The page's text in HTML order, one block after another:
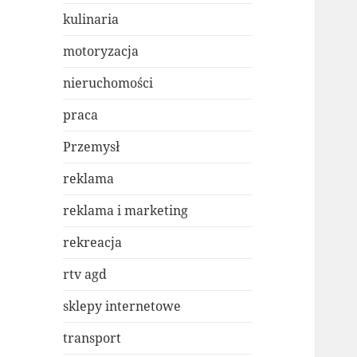
kulinaria
motoryzacja
nieruchomości
praca
Przemysł
reklama
reklama i marketing
rekreacja
rtv agd
sklepy internetowe
transport